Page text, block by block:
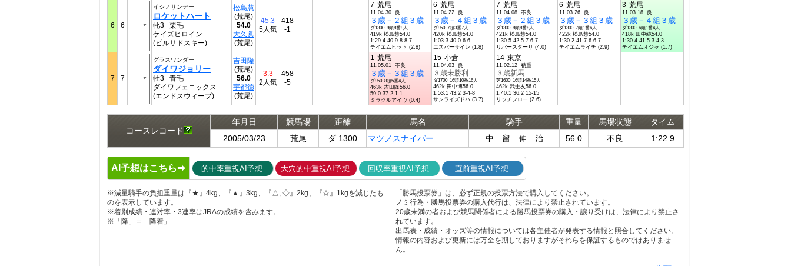
6 6
イシノサンデー
ロケットハート
牝3 栗毛
ケイズヒロイン
(ピルサドスキー)
松島慧
(荒尾)
54.0
大久眞
(荒尾)
45.3
5人気
418
-1
7 荒尾
11.04.30 良
３歳－２組３歳
ダ1300 9頭8番9人
419k 松島慧54.0
1:29.4 40.9 8-8-7
テイエムヒット (2.8)
6 荒尾
11.04.22 良
３歳－４組３歳
ダ950 7頭3番7人
420k 松島慧54.0
1:03.3 40.0 6-6
エスパーサイレ (1.8)
7 荒尾
11.04.08 不良
３歳－２組３歳
ダ1300 8頭8番8人
421k 松島慧54.0
1:30.5 42.5 7-6-7
リバースターリ (4.0)
6 荒尾
11.03.26 良
３歳－３組３歳
ダ1300 7頭1番6人
422k 松島慧54.0
1:30.2 41.7 6-6-7
テイエムライチ (2.9)
3 荒尾
11.03.18 良
３歳－４組３歳
ダ1300 6頭1番4人
418k 田中純54.0
1:30.4 41.5 3-4-3
テイエムオジャ (1.7)
7 7
グラスワンダー
ダイワジョリー
牡3 青毛
ダイワフェニックス
(エンドスウィープ)
吉田隆
(荒尾)
56.0
宇都徳
(荒尾)
3.3
2人気
458
-5
1 荒尾
11.05.01 不良
３歳－３組３歳
ダ950 8頭5番4人
463k 吉田隆56.0
59.0 37.2 1-1
ミラクルアイヴ (0.4)
15 小倉
11.04.03 良
３歳未勝利
ダ1700 16頭10番16人
462k 田中博56.0
1:53.1 43.2 3-4-8
サンライズドバ (3.7)
14 東京
11.02.12 稍重
３歳新馬
芝1600 16頭14番15人
462k 武士友56.0
1:40.1 36.2 15-15
リッチフロー (2.6)
コースレコード
年月日 競馬場 距離 馬名 騎手 重量 馬場状態
タイム
2005/03/23
荒尾 ダ 1300 マツノスナイパー 中 留 伸 治 56.0 不良 1:22.9
AI予想はこちら➡ 的中率重視AI予想 大穴的中重視AI予想 回収率重視AI予想 直前重視AI予想
※減量騎手の負担重量は『★』4kg、『▲』3kg、『△, ◇』2kg、『☆』1kgを減じたも
のを表示しています。
※着別成績・連対率・3連率はJRAの成績を含みます。
※「降」＝「降着」
「勝馬投票券」は、必ず正規の投票方法で購入してください。
ノミ行為・勝馬投票券の購入代行は、法律により禁止されています。
20歳未満の者および競馬関係者による勝馬投票券の購入・譲り受けは、法律により禁止さ
れています。
出馬表・成績・オッズ等の情報については各主催者が発表する情報と照合してください。
情報の内容および更新には万全を期しておりますがそれらを保証するものではありませ
ん。